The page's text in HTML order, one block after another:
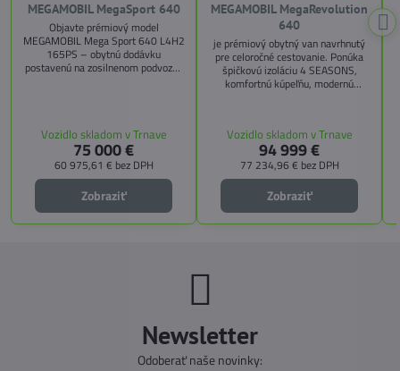
MEGAMOBIL MegaSport 640
Objavte prémiový model
MEGAMOBIL Mega Sport 640 L4H2
165PS – obytnú dodávku
postavenú na zosilnenom podvozku
pozdĺžnemu lôžku a možnosti
doplniť predné prídavné lôžko.
Vozidlo skladom v Trnave
75 000 €
60 975,61 € bez DPH
Zobraziť
MEGAMOBIL MegaRevolution
640
je prémiový obytný van navrhnutý
pre celoročné cestovanie. Ponúka
špičkovú izoláciu 4 SEASONS,
komfortnú kúpeľňu, modernú
CITY, TECHNO, SICHERHEIT a
MEGA WINTER získate maximálnu
bezpečnosť, pohodlie a
technologické inovácie. Ideálna
voľba pre tých, ktorí hľadajú luxus,
funkčnosť a slobodu na cestách.
Vozidlo skladom v Trnave
94 999 €
77 234,96 € bez DPH
Zobraziť
Newsletter
Odoberať naše novinky: